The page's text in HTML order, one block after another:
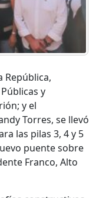
República,
y
y el
Torres, se llevó
las pilas 3, 4 y 5
puente sobre
Franco, Alto